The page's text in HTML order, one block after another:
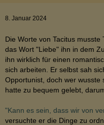
8. Januar 2024
Die Worte von Tacitus
das Wort "Liebe" ihn in dem
ihn wirklich für einen
sich arbeiten. Er selbst sah
Opportunist, doch wer wusste
hatte zu bequem gelebt,
"Kann es sein, dass wir von
versuchte er die Dinge zu